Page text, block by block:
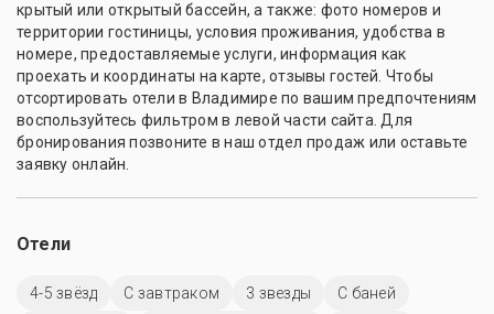
крытый или открытый бассейн, а также: фото номеров и
территории гостиницы, условия проживания, удобства в
номере, предоставляемые услуги, информация как
проехать и координаты на карте, отзывы гостей. Чтобы
отсортировать отели в Владимире по вашим предпочтениям
воспользуйтесь фильтром в левой части сайта. Для
бронирования позвоните в наш отдел продаж или оставьте
заявку онлайн.
Отели
4-5 звёзд С завтраком 3 звезды
С баней